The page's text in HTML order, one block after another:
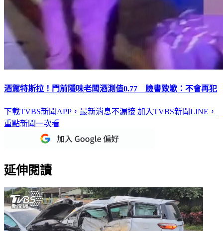
酒駕特斯拉！門前隱味老闆酒測值0.77 臉書致歉：不會再犯
下載TVBS新聞APP，最新消息不漏接 加入TVBS新聞LINE，
重點新聞一次看
延伸閱讀